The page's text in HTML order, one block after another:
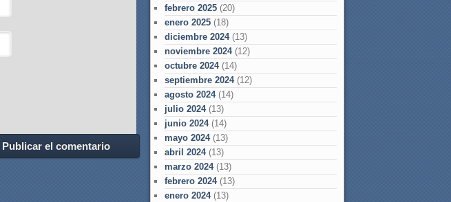
febrero 2025 (20)
enero 2025 (18)
diciembre 2024(13)
noviembre 2024(12)
octubre 2024(14)
septiembre 2024(12)
agosto 2024(14)
julio 2024(13)
junio 2024(14)
mayo 2024(13)
abril 2024(13)
marzo 2024(13)
febrero 2024(13)
enero 2024(13)